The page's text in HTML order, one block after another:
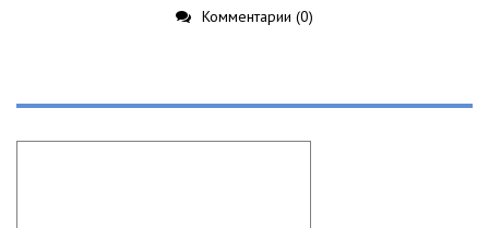
Комментарии (0)